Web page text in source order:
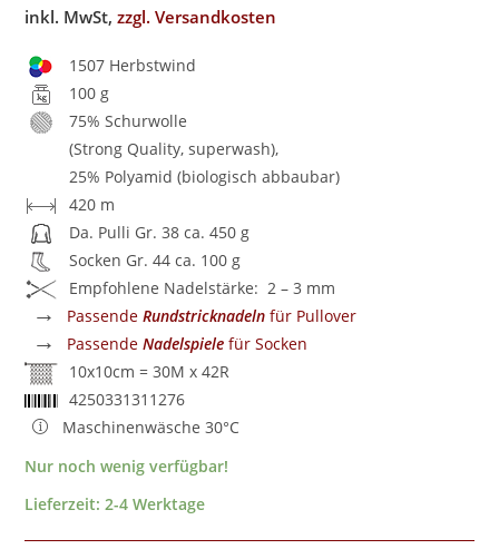
inkl. MwSt,zzgl. Versandkosten
1507 Herbstwind
100 g
75% Schurwolle
(Strong Quality, superwash),
25% Polyamid (biologisch abbaubar)
420 m
Da. Pulli Gr. 38 ca. 450 g
Socken Gr. 44 ca. 100 g
Empfohlene Nadelstärke: 2 – 3 mm
→ PassendeRundstricknadeln für Pullover
→ PassendeNadelspiele für Socken
10x10cm = 30M x 42R
4250331311276
Maschinenwäsche 30°C
Nur noch wenig verfügbar!
Lieferzeit:2-4 Werktage